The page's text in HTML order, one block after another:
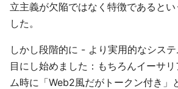
立主義が欠陥ではなく特徴であると
した。
しかし段階的に - より実用的なシス
目にし始めました：もちろんイーサ
ム時に「Web2風だがトークン付き」